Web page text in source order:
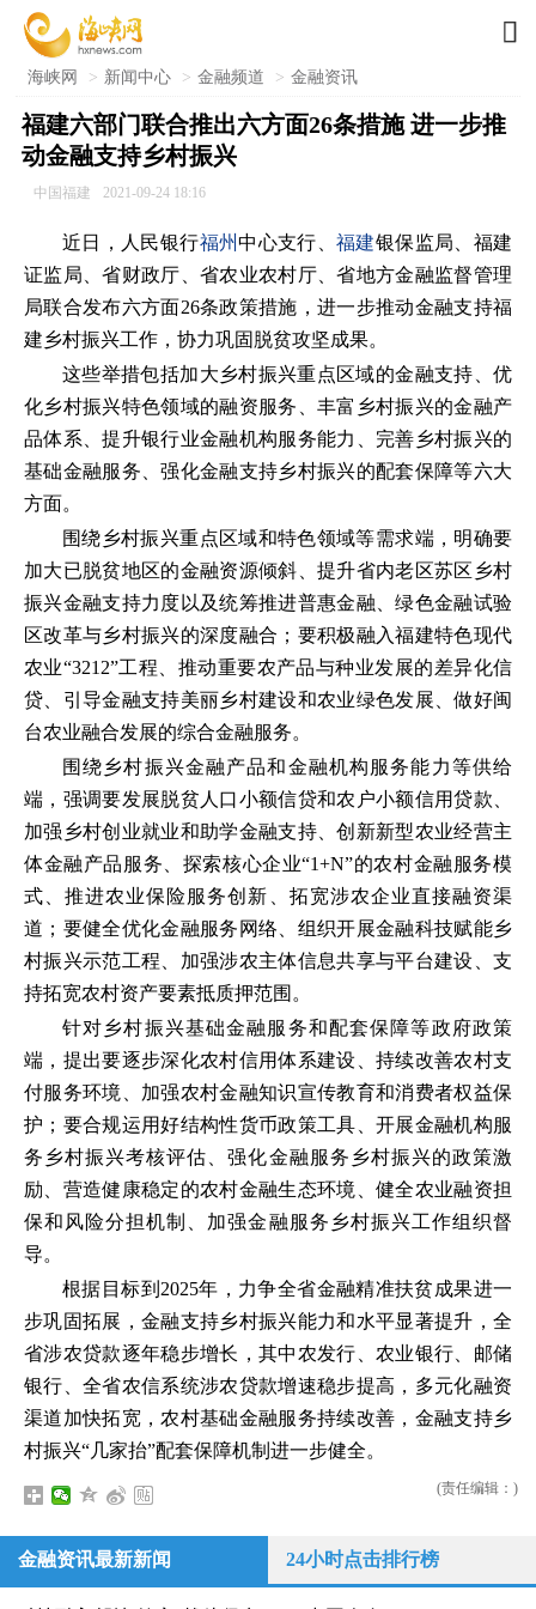

海峡网 > 新闻中心 > 金融频道 > 金融资讯
福建六部门联合推出六方面26条措施 进一步推
动金融支持乡村振兴
中国福建 2021-09-24 18:16
近日，人民银行福州中心支行、福建银保监局、福建
证监局、省财政厅、省农业农村厅、省地方金融监督管理
局联合发布六方面26条政策措施，进一步推动金融支持福
建乡村振兴工作，协力巩固脱贫攻坚成果。
这些举措包括加大乡村振兴重点区域的金融支持、优
化乡村振兴特色领域的融资服务、丰富乡村振兴的金融产
品体系、提升银行业金融机构服务能力、完善乡村振兴的
基础金融服务、强化金融支持乡村振兴的配套保障等六大
方面。
围绕乡村振兴重点区域和特色领域等需求端，明确要
加大已脱贫地区的金融资源倾斜、提升省内老区苏区乡村
振兴金融支持力度以及统筹推进普惠金融、绿色金融试验
区改革与乡村振兴的深度融合；要积极融入福建特色现代
农业“3212”工程、推动重要农产品与种业发展的差异化信
贷、引导金融支持美丽乡村建设和农业绿色发展、做好闽
台农业融合发展的综合金融服务。
围绕乡村振兴金融产品和金融机构服务能力等供给
端，强调要发展脱贫人口小额信贷和农户小额信用贷款、
加强乡村创业就业和助学金融支持、创新新型农业经营主
体金融产品服务、探索核心企业“1+N”的农村金融服务模
式、推进农业保险服务创新、拓宽涉农企业直接融资渠
道；要健全优化金融服务网络、组织开展金融科技赋能乡
村振兴示范工程、加强涉农主体信息共享与平台建设、支
持拓宽农村资产要素抵质押范围。
针对乡村振兴基础金融服务和配套保障等政府政策
端，提出要逐步深化农村信用体系建设、持续改善农村支
付服务环境、加强农村金融知识宣传教育和消费者权益保
护；要合规运用好结构性货币政策工具、开展金融机构服
务乡村振兴考核评估、强化金融服务乡村振兴的政策激
励、营造健康稳定的农村金融生态环境、健全农业融资担
保和风险分担机制、加强金融服务乡村振兴工作组织督
导。
根据目标到2025年，力争全省金融精准扶贫成果进一
步巩固拓展，金融支持乡村振兴能力和水平显著提升，全
省涉农贷款逐年稳步增长，其中农发行、农业银行、邮储
银行、全省农信系统涉农贷款增速稳步提高，多元化融资
渠道加快拓宽，农村基础金融服务持续改善，金融支持乡
村振兴“几家抬”配套保障机制进一步健全。
(责任编辑：)
金融资讯最新新闻 24小时点击排行榜